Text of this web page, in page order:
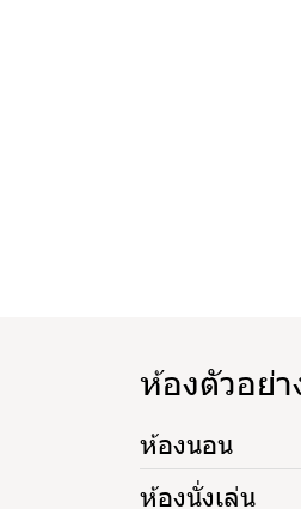
ห้องตัวอย่า
ห้องนอน
ห้องนั่งเล่น